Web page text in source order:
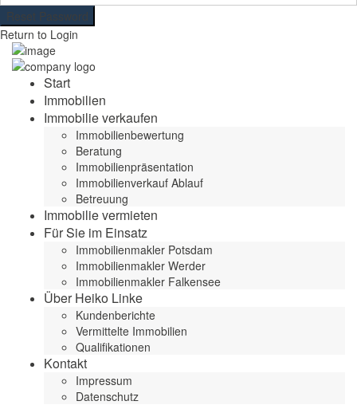
Reset Password
Return to Login
Start
Immobilien
Immobilie verkaufen
Immobilienbewertung
Beratung
Immobilienpräsentation
Immobilienverkauf Ablauf
Betreuung
Immobilie vermieten
Für Sie im Einsatz
Immobilienmakler Potsdam
Immobilienmakler Werder
Immobilienmakler Falkensee
Über Heiko Linke
Kundenberichte
Vermittelte Immobilien
Qualifikationen
Kontakt
Impressum
Datenschutz